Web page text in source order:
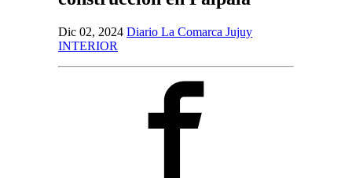
Dic 02, 2024 Diario La Comarca Jujuy
INTERIOR